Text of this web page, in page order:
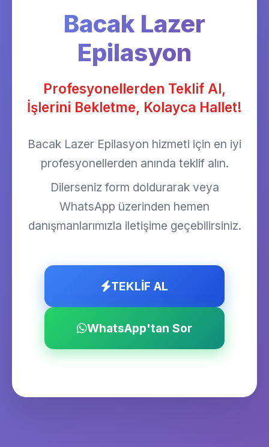
Bacak Lazer
Epilasyon
Profesyonellerden Teklif Al,
İşlerini Bekletme, Kolayca Hallet!
Bacak Lazer Epilasyon hizmeti için en iyi
profesyonellerden anında teklif alın.
Dilerseniz form doldurarak veya
WhatsApp üzerinden hemen
danışmanlarımızla iletişime geçebilirsiniz.
TEKLİF AL
WhatsApp'tan Sor